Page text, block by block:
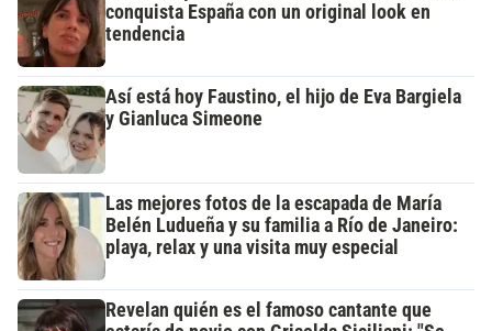
conquista España con un original look en
tendencia
Así está hoy Faustino, el hijo de Eva Bargiela
y Gianluca Simeone
Las mejores fotos de la escapada de María
Belén Ludueña y su familia a Río de Janeiro:
playa, relax y una visita muy especial
Revelan quién es el famoso cantante que